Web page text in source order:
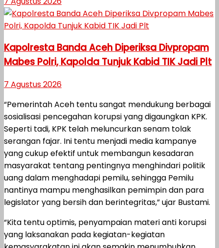
Kapolresta Banda Aceh Diperiksa Divpropam
Mabes Polri, Kapolda Tunjuk Kabid TIK Jadi Plt
7 Agustus 2026
“Pemerintah Aceh tentu sangat mendukung berbagai
sosialisasi pencegahan korupsi yang digaungkan KPK.
Seperti tadi, KPK telah meluncurkan senam tolak
serangan fajar. Ini tentu menjadi media kampanye
yang cukup efektif untuk membangun kesadaran
masyarakat tentang pentingnya menghindari politik
uang dalam menghadapi pemilu, sehingga Pemilu
nantinya mampu menghasilkan pemimpin dan para
legislator yang bersih dan berintegritas,” ujar Bustami.
“Kita tentu optimis, penyampaian materi anti korupsi
yang laksanakan pada kegiatan-kegiatan